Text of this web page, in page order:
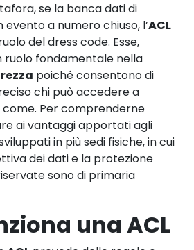
se la banca dati di
evento a numero chiuso, l’ACL
del dress code. Esse,
ruolo fondamentale nella
poiché consentono di
chi può accedere a
come. Per comprenderne
ai vantaggi apportati agli
in più sedi fisiche, in cui
dei dati e la protezione
sono di primaria
una ACL